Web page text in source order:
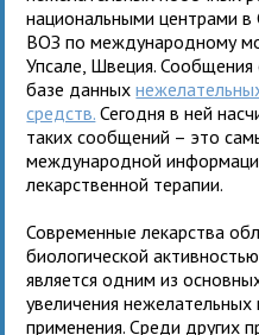
национальными центрами
ВОЗ по международному
Упсале, Швеция. Сообщения
базе данных
средств. Сегодня в ней
таких сообщений – это
международной
лекарственной терапии.
Современные лекарства
биологической
является одним из
увеличения нежелательных
применения. Среди других